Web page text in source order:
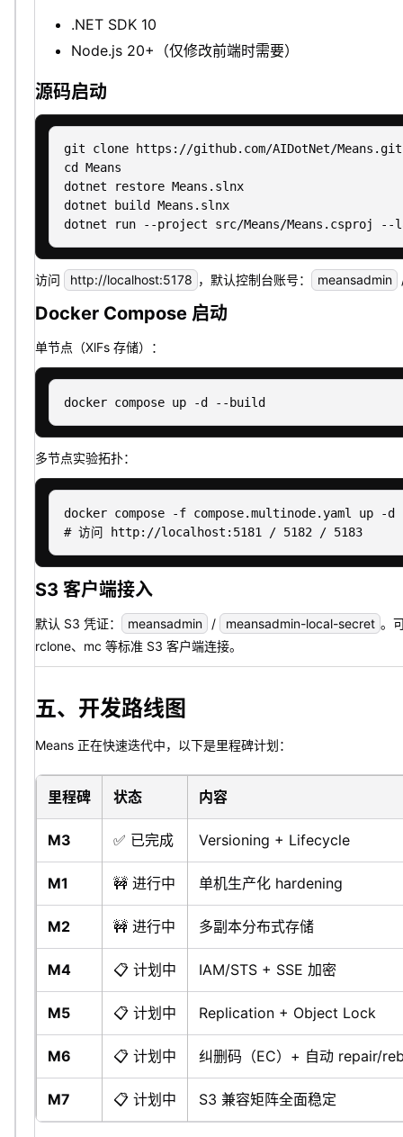
.NET SDK 10
Node.js 20+（仅修改前端时需要）
源码启动
git clone https://github.com/AIDotNet/Means.git
cd Means
dotnet restore Means.slnx
dotnet build Means.slnx
访问 http://localhost:5178 ，默认控制台账号： meansadmin
Docker Compose 启动
单节点（XlFs 存储）：
多节点实验拓扑：
docker compose -f compose.multinode.yaml up -
S3 客户端接入
默认 S3 凭证： meansadmin / meansadmin-local-secret 。
rclone、mc 等标准 S3 客户端连接。
五、开发路线图
Means 正在快速迭代中，以下是里程碑计划：
里程碑 状态 内容
M3 ✅ 已完成 Versioning + Lifecycle
M1 🚧 进行中 单机生产化 hardening
M2 🚧 进行中 多副本分布式存储
M4 📋 计划中 IAM/STS + SSE 加密
M5 📋 计划中 Replication + Object Lock
M6 📋 计划中 纠删码（EC）+ 自动 repair/
M7 📋 计划中 S3 兼容矩阵全面稳定